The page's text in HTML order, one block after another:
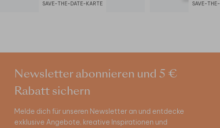
SAVE-THE-DATE-KARTE SAVE-
Newsletter abonnieren und 5 €
Rabatt sichern
Melde dich für unseren Newsletter an und entdecke
exklusive Angebote, kreative Inspirationen und